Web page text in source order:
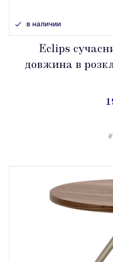
в наличии
Eclips
довжина в